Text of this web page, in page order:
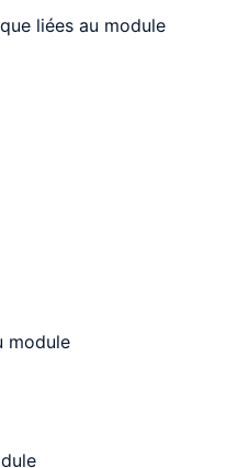
liées au module
module